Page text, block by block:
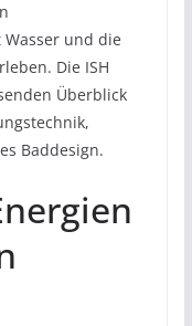
und die
Die ISH
Überblick
Baddesign.